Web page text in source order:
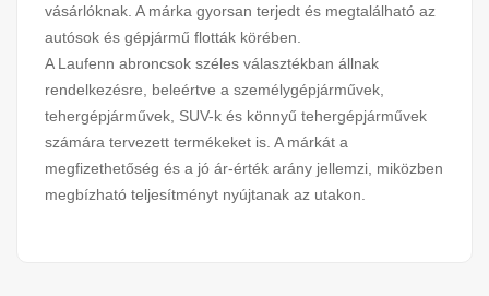
vásárlóknak. A márka gyorsan terjedt és megtalálható az
autósok és gépjármű flották körében.
A Laufenn abroncsok széles választékban állnak
rendelkezésre, beleértve a személygépjárművek,
tehergépjárművek, SUV-k és könnyű tehergépjárművek
számára tervezett termékeket is. A márkát a
megfizethetőség és a jó ár-érték arány jellemzi, miközben
megbízható teljesítményt nyújtanak az utakon.